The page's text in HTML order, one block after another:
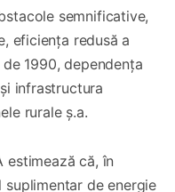
semnificative,
eficiența redusă a
1990, dependența
infrastructura
rurale ș.a.
estimează că, în
de energie